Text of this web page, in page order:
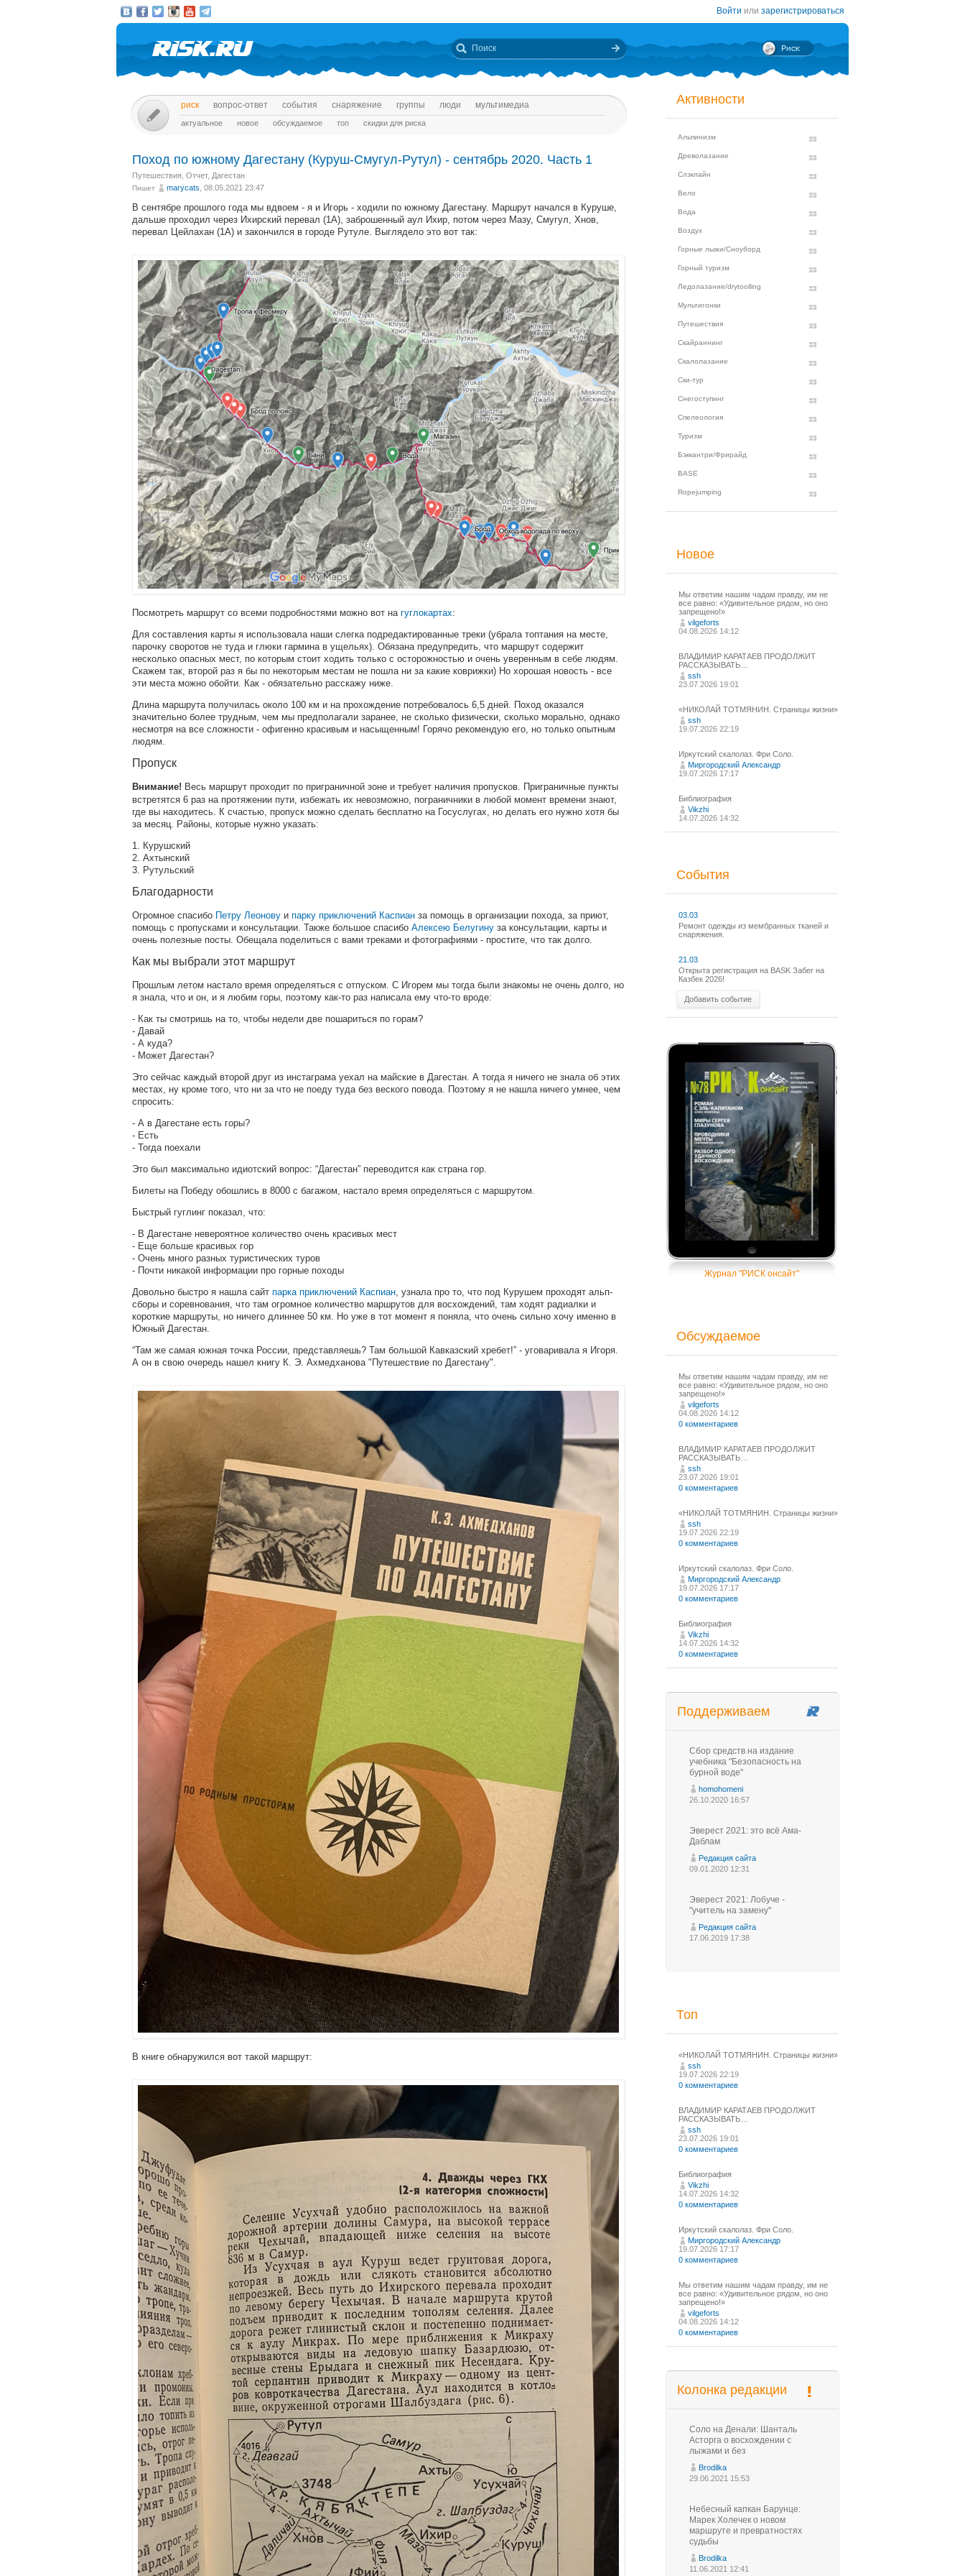
Войти или зарегистрироваться
риск вопрос-ответ события снаряжение группы люди мультимедиа
актуальное новое обсуждаемое топ скидки для риска
Поход по южному Дагестану (Куруш-Смугул-Рутул) - сентябрь 2020. Часть 1
Путешествия Отчет, Дагестан
Пишет marycats , 08.05.2021 23:47
В сентябре прошлого года мы вдвоем - я и Игорь - ходили по южному Дагестану. Маршрут начался в Куруше,
дальше проходил через Ихирский перевал (1А), заброшенный аул Ихир, потом через Мазу, Смугул, Хнов,
перевал Цейлахан (1А) и закончился в городе Рутуле. Выглядело это вот так:
Посмотреть маршрут со всеми подробностями можно вот на гуглокартах:
Для составления карты я использовала наши слегка подредактированные треки (убрала топтания на месте,
парочку своротов не туда и глюки гармина в ущельях). Обязана предупредить, что маршрут содержит
несколько опасных мест, по которым стоит ходить только с осторожностью и очень уверенным в себе людям.
Скажем так, второй раз я бы по некоторым местам не пошла ни за какие коврижки) Но хорошая новость - все
эти места можно обойти. Как - обязательно расскажу ниже.
Длина маршрута получилась около 100 км и на прохождение потребовалось 6,5 дней. Поход оказался
значительно более трудным, чем мы предполагали заранее, не сколько физически, сколько морально, однако
несмотря на все сложности - офигенно красивым и насыщенным! Горячо рекомендую его, но только опытным
людям.
Пропуск
Внимание! Весь маршрут проходит по приграничной зоне и требует наличия пропусков. Приграничные пункты
встретятся 6 раз на протяжении пути, избежать их невозможно, пограничники в любой момент времени знают,
где вы находитесь. К счастью, пропуск можно сделать бесплатно на Госуслугах, но делать его нужно хотя бы
за месяц. Районы, которые нужно указать:
1. Курушский
2. Ахтынский
3. Рутульский
Благодарности
Огромное спасибо Петру Леонову и парку приключений Каспиан за помощь в организации похода, за приют,
помощь с пропусками и консультации. Также большое спасибо Алексею Белугину за консультации, карты и
очень полезные посты. Обещала поделиться с вами треками и фотографиями - простите, что так долго.
Как мы выбрали этот маршрут
Прошлым летом настало время определяться с отпуском. С Игорем мы тогда были знакомы не очень долго, но
я знала, что и он, и я любим горы, поэтому как-то раз написала ему что-то вроде:
- Как ты смотришь на то, чтобы недели две пошариться по горам?
- Давай
- А куда?
- Может Дагестан?
Это сейчас каждый второй друг из инстаграма уехал на майские в Дагестан. А тогда я ничего не знала об этих
местах, ну кроме того, что ни за что не поеду туда без веского повода. Поэтому я не нашла ничего умнее, чем
спросить:
- А в Дагестане есть горы?
- Есть
- Тогда поехали
Это был максимально идиотский вопрос: “Дагестан” переводится как страна гор.
Билеты на Победу обошлись в 8000 с багажом, настало время определяться с маршрутом.
Быстрый гуглинг показал, что:
- В Дагестане невероятное количество очень красивых мест
- Еще больше красивых гор
- Очень много разных туристических туров
- Почти никакой информации про горные походы
Довольно быстро я нашла сайт парка приключений Каспиан, узнала про то, что под Курушем проходят альп-
сборы и соревнования, что там огромное количество маршрутов для восхождений, там ходят радиалки и
короткие маршруты, но ничего длиннее 50 км. Но уже в тот момент я поняла, что очень сильно хочу именно в
Южный Дагестан.
“Там же самая южная точка России, представляешь? Там большой Кавказский хребет!” - уговаривала я Игоря.
А он в свою очередь нашел книгу К. Э. Ахмедханова "Путешествие по Дагестану".
В книге обнаружился вот такой маршрут:
Активности
Альпинизм
Древолазание
Слэклайн
Вело
Вода
Воздух
Горные лыжи/Сноуборд
Горный туризм
Ледолазание/drytoolling
Мультигонки
Путешествия
Скайраннинг
Скалолазание
Ски-тур
Снегоступинг
Спелеология
Туризм
Бэккантри/Фрирайд
BASE
Ropejumping
Новое
Мы ответим нашим чадам правду, им не
все равно: «Удивительное рядом, но оно
запрещено!»
vilgeforts
04.08.2026 14:12
ВЛАДИМИР КАРАТАЕВ ПРОДОЛЖИТ
РАССКАЗЫВАТЬ…
ssh
23.07.2026 19:01
«НИКОЛАЙ ТОТМЯНИН. Страницы жизни»
ssh
19.07.2026 22:19
Иркутский скалолаз. Фри Соло.
Миргородский Александр
19.07.2026 17:17
Библиография
Vikzhi
14.07.2026 14:32
События
03.03
Ремонт одежды из мембранных тканей и
снаряжения.
21.03
Открыта регистрация на BASK Забег на
Казбек 2026!
Добавить событие
Журнал "РИСК онсайт"
Обсуждаемое
Мы ответим нашим чадам правду, им не
все равно: «Удивительное рядом, но оно
запрещено!»
vilgeforts
04.08.2026 14:12
0 комментариев
ВЛАДИМИР КАРАТАЕВ ПРОДОЛЖИТ
РАССКАЗЫВАТЬ…
ssh
23.07.2026 19:01
0 комментариев
«НИКОЛАЙ ТОТМЯНИН. Страницы жизни»
ssh
19.07.2026 22:19
0 комментариев
Иркутский скалолаз. Фри Соло.
Миргородский Александр
19.07.2026 17:17
0 комментариев
Библиография
Vikzhi
14.07.2026 14:32
0 комментариев
Поддерживаем
Сбор средств на издание
учебника "Безопасность на
бурной воде"
homohomeni
26.10.2020 16:57
Эверест 2021: это всё Ама-
Даблам
Редакция сайта
09.01.2020 12:31
Эверест 2021: Лобуче -
"учитель на замену"
Редакция сайта
17.06.2019 17:38
Топ
«НИКОЛАЙ ТОТМЯНИН. Страницы жизни»
ssh
19.07.2026 22:19
0 комментариев
ВЛАДИМИР КАРАТАЕВ ПРОДОЛЖИТ
РАССКАЗЫВАТЬ…
ssh
23.07.2026 19:01
0 комментариев
Библиография
Vikzhi
14.07.2026 14:32
0 комментариев
Иркутский скалолаз. Фри Соло.
Миргородский Александр
19.07.2026 17:17
0 комментариев
Мы ответим нашим чадам правду, им не
все равно: «Удивительное рядом, но оно
запрещено!»
vilgeforts
04.08.2026 14:12
0 комментариев
Колонка редакции
Соло на Денали: Шанталь
Асторга о восхождении с
лыжами и без
Brodilka
29.06.2021 15:53
Небесный капкан Барунце:
Марек Холечек о новом
маршруте и превратностях
судьбы
Brodilka
11.06.2021 12:41